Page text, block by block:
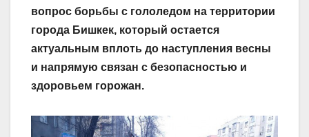
вопрос борьбы с гололедом на территории
города Бишкек, который остается
актуальным вплоть до наступления весны
и напрямую связан с безопасностью и
здоровьем горожан.